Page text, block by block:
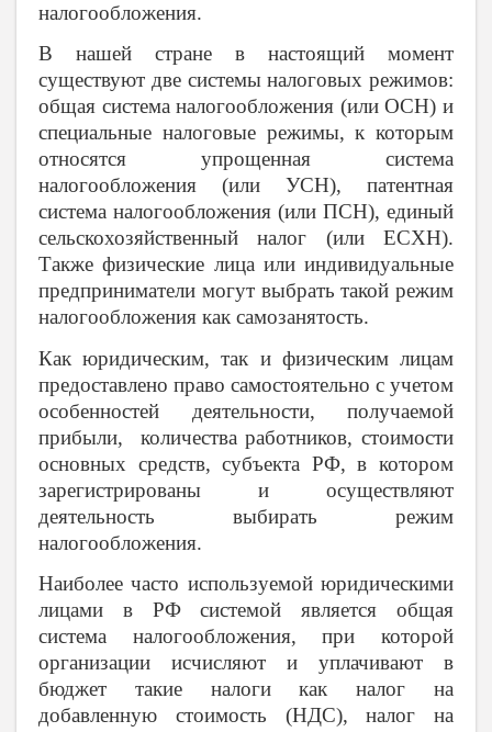
налогообложения.
В нашей стране в настоящий момент
существуют две системы налоговых режимов:
общая система налогообложения (или ОСН) и
специальные налоговые режимы, к которым
относятся упрощенная система
налогообложения (или УСН), патентная
система налогообложения (или ПСН), единый
сельскохозяйственный налог (или ЕСХН).
Также физические лица или индивидуальные
предприниматели могут выбрать такой режим
налогообложения как самозанятость.
Как юридическим, так и физическим лицам
предоставлено право самостоятельно с учетом
особенностей деятельности, получаемой
прибыли, количества работников, стоимости
основных средств, субъекта РФ, в котором
зарегистрированы и осуществляют
деятельность выбирать режим
налогообложения.
Наиболее часто используемой юридическими
лицами в РФ системой является общая
система налогообложения, при которой
организации исчисляют и уплачивают в
бюджет такие налоги как налог на
добавленную стоимость (НДС), налог на